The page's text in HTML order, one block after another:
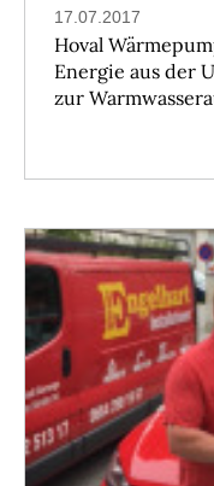
17.07.2017
Hoval
Energie aus der
zur